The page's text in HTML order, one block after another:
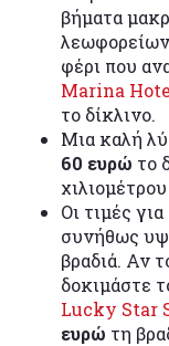
βήματα
φέρι που
Marina
το δίκλινο.
Μια καλή
60 ευρώ το
Οι τιμές
συνήθως
βραδιά. Αν
δοκιμάστε
Lucky Star
ευρώ τη